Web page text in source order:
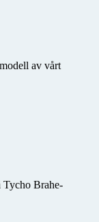
av vårt
Tycho Brahe-